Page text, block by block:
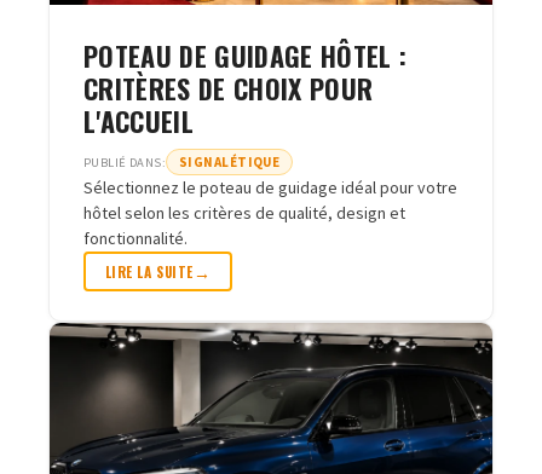
POTEAU DE GUIDAGE HÔTEL :
CRITÈRES DE CHOIX POUR
L'ACCUEIL
PUBLIÉ DANS: SIGNALÉTIQUE
Sélectionnez le poteau de guidage idéal pour votre
hôtel selon les critères de qualité, design et
fonctionnalité.
LIRE LA SUITE